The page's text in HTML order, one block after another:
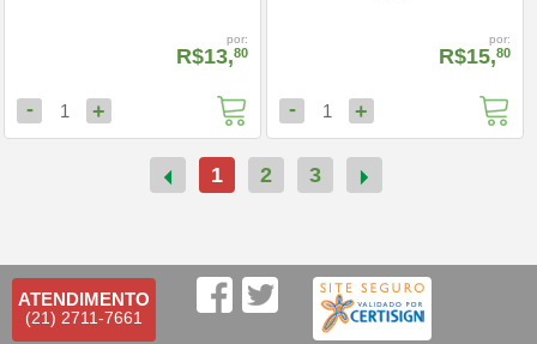
por:
R$13,80
- 1 +
por:
R$15,80
- 1 +
1 2 3
ATENDIMENTO
(21) 2711-7661